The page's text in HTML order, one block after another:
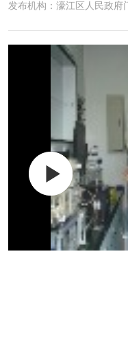
发布机构： 濠江区人民政府